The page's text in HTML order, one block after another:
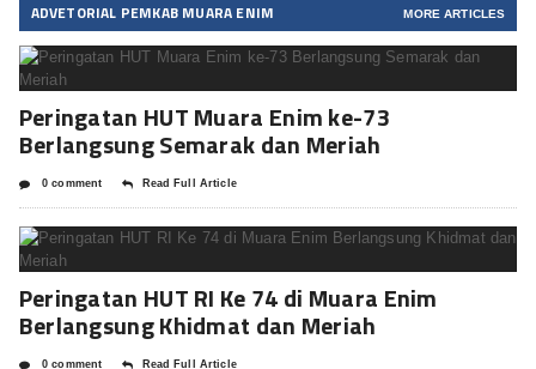
ADVETORIAL PEMKAB MUARA ENIM MORE ARTICLES
Peringatan HUT Muara Enim ke-73
Berlangsung Semarak dan Meriah
0 comment Read Full Article
Peringatan HUT RI Ke 74 di Muara Enim
Berlangsung Khidmat dan Meriah
0 comment Read Full Article